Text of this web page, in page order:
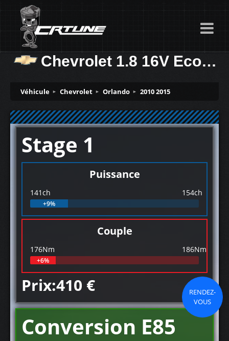
Chevrolet 1.8 16V Ecotec 141ch
Véhicule Chevrolet Orlando 2010 2015
Stage 1
Puissance
141ch 154ch
+9%
Couple
176Nm 186Nm
+6%
Prix:410 €
RENDEZ-
VOUS
Conversion E85